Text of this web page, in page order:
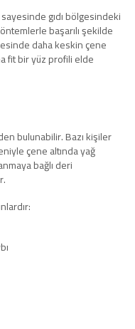
gıdı bölgesindeki
başarılı şekilde
daha keskin çene
fit bir yüz profili elde
bulunabilir. Bazı kişiler
çene altında yağ
bağlı deri